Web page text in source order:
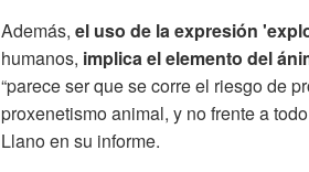
Además, el uso de la expresión
humanos, implica el elemento del
“parece ser que se corre el riesgo de
proxenetismo animal, y no frente a
Llano en su informe.